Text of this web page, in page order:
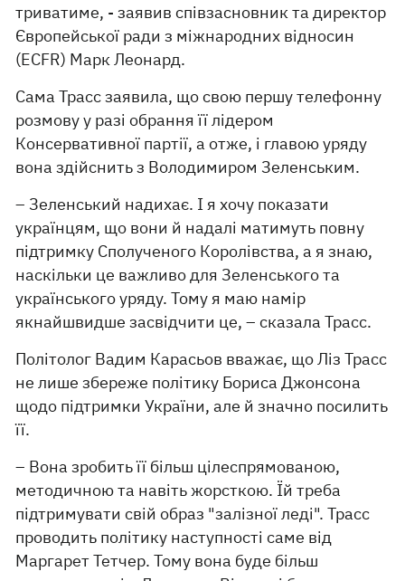
триватиме, - заявив співзасновник та директор
Європейської ради з міжнародних відносин
(ECFR) Марк Леонард.
Сама Трасс заявила, що свою першу телефонну
розмову у разі обрання її лідером
Консервативної партії, а отже, і главою уряду
вона здійснить з Володимиром Зеленським.
– Зеленський надихає. І я хочу показати
українцям, що вони й надалі матимуть повну
підтримку Сполученого Королівства, а я знаю,
наскільки це важливо для Зеленського та
українського уряду. Тому я маю намір
якнайшвидше засвідчити це, – сказала Трасс.
Політолог Вадим Карасьов вважає, що Ліз Трасс
не лише збереже політику Бориса Джонсона
щодо підтримки України, але й значно посилить
її.
– Вона зробить її більш цілеспрямованою,
методичною та навіть жорсткою. Їй треба
підтримувати свій образ "залізної леді". Трасс
проводить політику наступності саме від
Маргарет Тетчер. Тому вона буде більш